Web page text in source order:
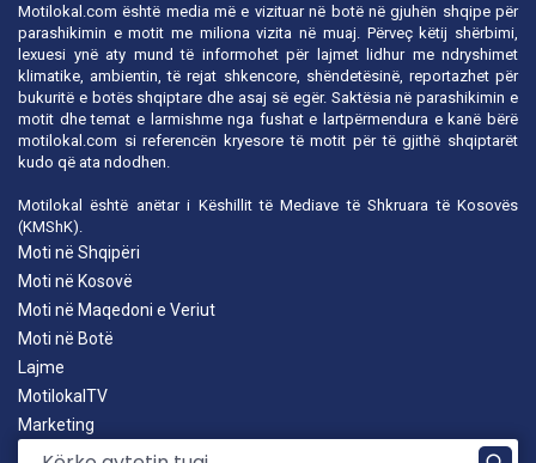
Motilokal.com është media më e vizituar në botë në gjuhën shqipe për
parashikimin e motit me miliona vizita në muaj. Përveç këtij shërbimi,
lexuesi ynë aty mund të informohet për lajmet lidhur me ndryshimet
klimatike, ambientin, të rejat shkencore, shëndetësinë, reportazhet për
bukuritë e botës shqiptare dhe asaj së egër. Saktësia në parashikimin e
motit dhe temat e larmishme nga fushat e lartpërmendura e kanë bërë
motilokal.com si referencën kryesore të motit për të gjithë shqiptarët
kudo që ata ndodhen.
Motilokal është anëtar i Këshillit të Mediave të Shkruara të Kosovës
(KMShK).
Moti në Shqipëri
Moti në Kosovë
Moti në Maqedoni e Veriut
Moti në Botë
Lajme
MotilokalTV
Marketing